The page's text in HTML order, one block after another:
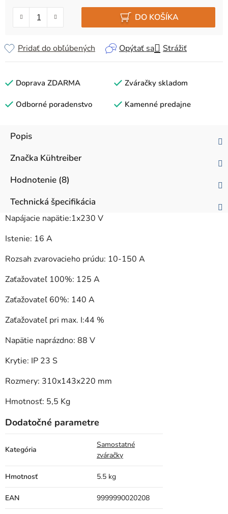
DO KOŠÍKA
Opýtať sa Strážiť
Pridať do obľúbených
Doprava ZDARMA Zváračky skladom
Odborné poradenstvo Kamenné predajne
Popis
Značka Kühtreiber
Hodnotenie (8)
Technická špecifikácia
Napájacie napätie:1x230 V
Istenie: 16 A
Rozsah zvarovacieho prúdu: 10-150 A
Zaťažovateľ 100%: 125 A
Zaťažovateľ 60%: 140 A
Zaťažovateľ pri max. I:44 %
Napätie naprázdno: 88 V
Krytie: IP 23 S
Rozmery: 310x143x220 mm
Hmotnosť: 5,5 Kg
Dodatočné parametre
Kategória
Samostatné
zváračky
Hmotnosť 5.5 kg
EAN 9999990020208